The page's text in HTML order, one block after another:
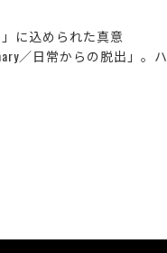
に込められた真意
／日常からの脱出」。ハ